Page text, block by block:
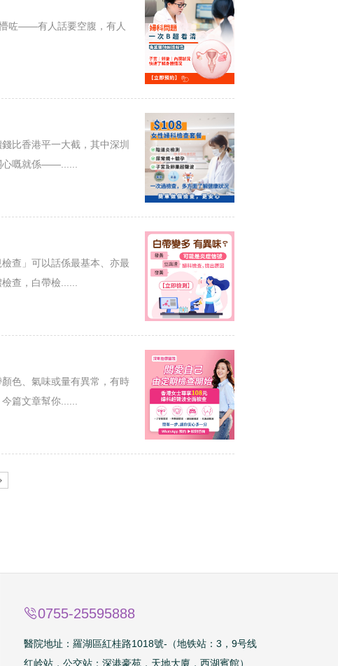
咗——有人話要空腹，有人
比香港平一大截，其中深圳
心嘅就係——......
查」可以話係最基本、亦最
查，白帶檢......
色、氣味或量有異常，有時
篇文章幫你......
0755-25595888
醫院地址：羅湖區紅桂路1018號-（地铁站：3，9号线
红岭站，公交站：深港豪苑，天地大廈，西湖賓館）